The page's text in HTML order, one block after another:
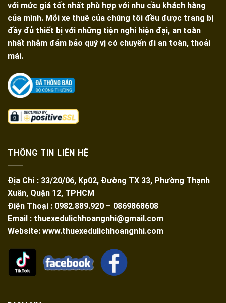
với mức giá tốt nhất phù hợp với nhu cầu khách hàng
của mình. Mỗi xe thuê của chúng tôi đều được trang bị
đầy đủ thiết bị với những tiện nghi hiện đại, an toàn
nhất nhằm đảm bảo quý vị có chuyến đi an toàn, thoải
mái.
THÔNG TIN LIÊN HỆ
Địa Chỉ : 33/20/06, Kp02, Đường TX 33, Phường Thạnh
Xuân, Quận 12, TPHCM
Điện Thoại : 0982.889.920 – 0869868608
Email : thuexedulichhoangnhi@gmail.com
Website: www.thuexedulichhoangnhi.com